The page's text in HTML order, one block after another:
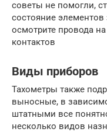
советы не помогли,
состояние
осмотрите провода
контактов
Виды приборов
Тахометры также
выносные, в
штатными все
несколько видов